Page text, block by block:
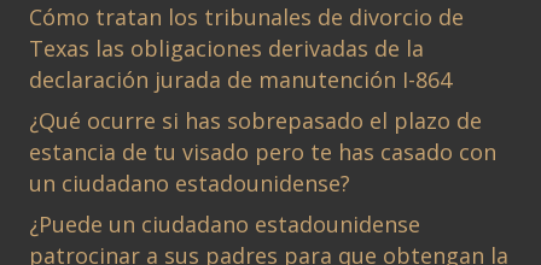
Cómo tratan los tribunales de divorcio de
Texas las obligaciones derivadas de la
declaración jurada de manutención I-864
¿Qué ocurre si has sobrepasado el plazo de
estancia de tu visado pero te has casado con
un ciudadano estadounidense?
¿Puede un ciudadano estadounidense
patrocinar a sus padres para que obtengan la